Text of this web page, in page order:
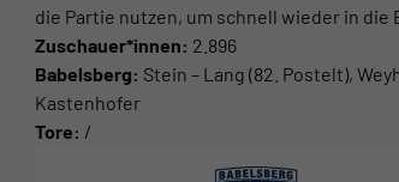
die Partie nutzen, um schnell wieder in
Zuschauer*innen: 2.896
Babelsberg: Stein – Lang (82. Postelt),
Kastenhofer
Tore: /